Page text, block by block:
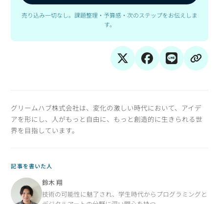
売り込み一切なし。課題整理・予算感・次のステップをお伝えしま
す。
グリームハブ株式会社は、変化の激しい時代において、アイデ
アを形にし、人がもっと自由に、もっと創造的に生きられる世
界を目指しています。
記事を書いた人
鈴木 翔
技術の可能性に魅了され、学生時代からプログラミングと